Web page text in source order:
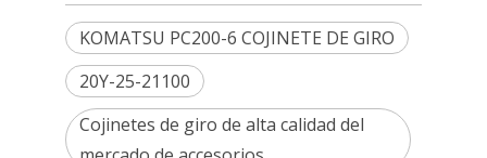
KOMATSU PC200-6 COJINETE DE GIRO
20Y-25-21100
Cojinetes de giro de alta calidad del